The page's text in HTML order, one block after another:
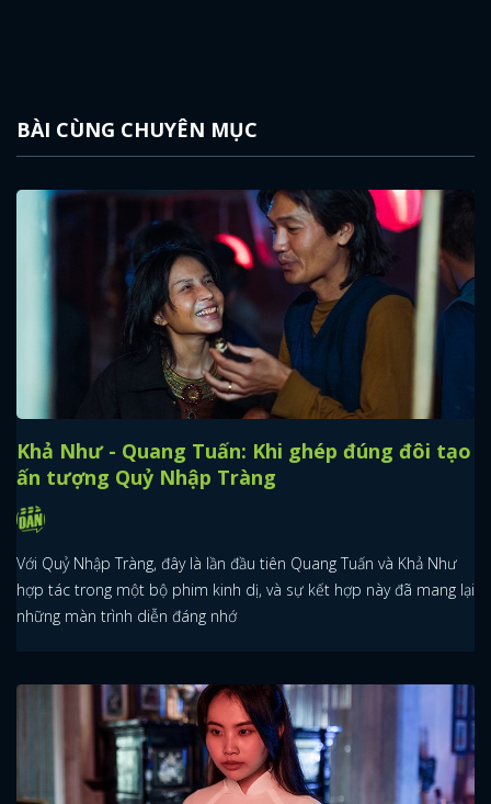
BÀI CÙNG CHUYÊN MỤC
Khả Như - Quang Tuấn: Khi ghép đúng đôi tạo
ấn tượng Quỷ Nhập Tràng
Với Quỷ Nhập Tràng, đây là lần đầu tiên Quang Tuấn và Khả Như
hợp tác trong một bộ phim kinh dị, và sự kết hợp này đã mang lại
những màn trình diễn đáng nhớ